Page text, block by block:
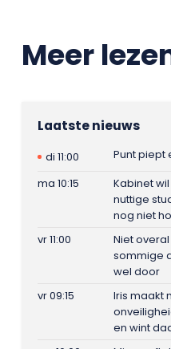
Meer
Laatste nieuws
di 11:00
Punt piept
ma 10:15
Kabinet
nuttige
nog niet
vr 11:00
Niet
sommige
wel door
vr 09:15
Iris maakt
en wint